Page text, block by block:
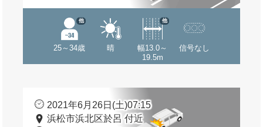
25～34歳
他
晴
幅13.0～
19.5m
他
信号なし
2021年6月26日(土)07:15
浜松市浜北区於呂 付近